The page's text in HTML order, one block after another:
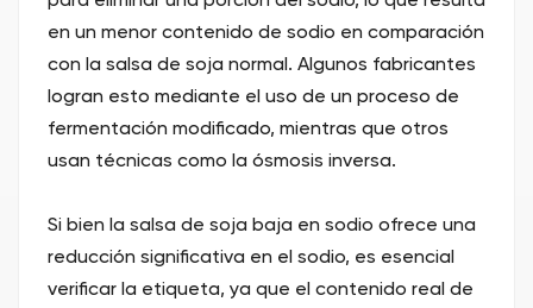
en un menor contenido de sodio en comparación
con la salsa de soja normal. Algunos fabricantes
logran esto mediante el uso de un proceso de
fermentación modificado, mientras que otros
usan técnicas como la ósmosis inversa.
Si bien la salsa de soja baja en sodio ofrece una
reducción significativa en el sodio, es esencial
verificar la etiqueta, ya que el contenido real de